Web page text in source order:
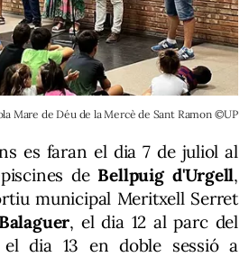
Mare de Déu de la Mercè de Sant Ramon ©UP
es faran el dia 7 de juliol al
deBellpuig d'Urgell,
municipal Meritxell Serret
, el dia 12 al parc del
dia 13 en doble sessió a